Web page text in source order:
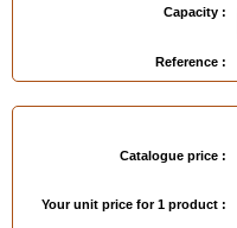
Capacity :
Reference :
Catalogue price :
Your unit price for 1 product :